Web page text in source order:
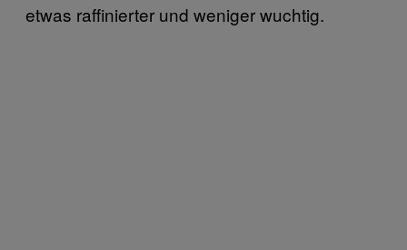
etwas raffinierter und weniger wuchtig.